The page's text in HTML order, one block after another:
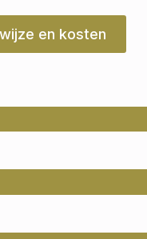
en kosten